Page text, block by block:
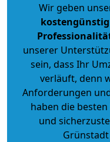
Wir geben
kostengünstig
unserer
sein, dass Ihr
verläuft, denn
Anforderungen
haben die
und